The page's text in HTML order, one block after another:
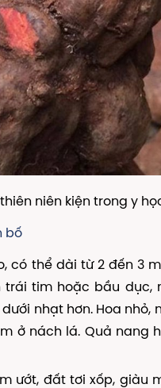
niên kiện trong y
bố
có thể dài từ 2 đến 3
tim hoặc bầu dục,
nhạt hơn. Hoa nhỏ,
ở nách lá. Quả nang
ướt, đất tơi xốp, giàu